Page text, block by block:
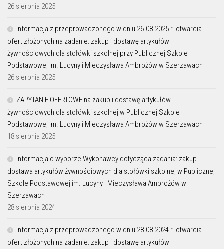
26 sierpnia 2025
Informacja z przeprowadzonego w dniu 26.08.2025 r. otwarcia
ofert złożonych na zadanie: zakup i dostawę artykułów
żywnościowych dla stołówki szkolnej przy Publicznej Szkole
Podstawowej im. Lucyny i Mieczysława Ambrożów w Szerzawach
26 sierpnia 2025
ZAPYTANIE OFERTOWE na zakup i dostawę artykułów
żywnościowych dla stołówki szkolnej w Publicznej Szkole
Podstawowej im. Lucyny i Mieczysława Ambrożów w Szerzawach
18 sierpnia 2025
Informacja o wyborze Wykonawcy dotycząca zadania: zakup i
dostawa artykułów żywnościowych dla stołówki szkolnej w Publicznej
Szkole Podstawowej im. Lucyny i Mieczysława Ambrożów w
Szerzawach
28 sierpnia 2024
Informacja z przeprowadzonego w dniu 28.08.2024 r. otwarcia
ofert złożonych na zadanie: zakup i dostawę artykułów